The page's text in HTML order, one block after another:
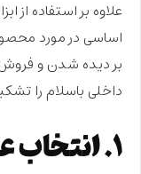
علاوه بر استفاده از
اساسی در مورد
بر دیده شدن و فروش
داخلی باسلام را
۱. انتخاب عنوان مناسب محصول